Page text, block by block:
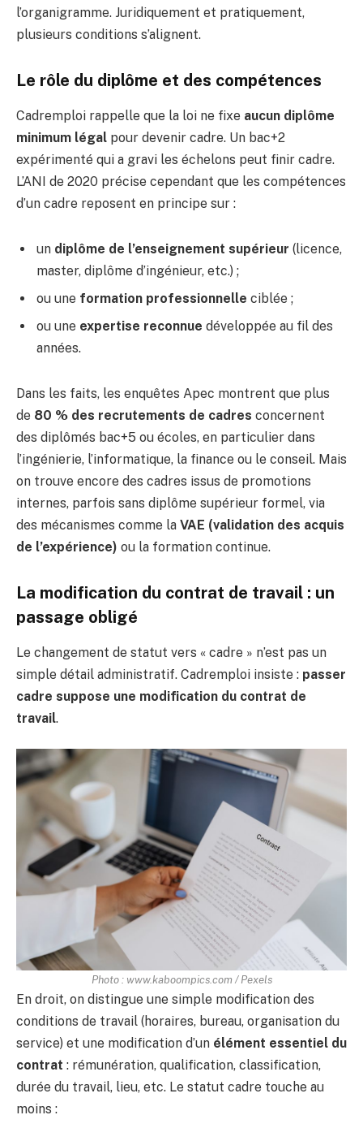
l’organigramme. Juridiquement et pratiquement,
plusieurs conditions s’alignent.
Le rôle du diplôme et des compétences
Cadremploi rappelle que la loi ne fixe aucun diplôme
minimum légal pour devenir cadre. Un bac+2
expérimenté qui a gravi les échelons peut finir cadre.
L’ANI de 2020 précise cependant que les compétences
d’un cadre reposent en principe sur :
un diplôme de l’enseignement supérieur (licence,
master, diplôme d’ingénieur, etc.) ;
ou une formation professionnelle ciblée ;
ou une expertise reconnue développée au fil des
années.
Dans les faits, les enquêtes Apec montrent que plus
de 80 % des recrutements de cadres concernent
des diplômés bac+5 ou écoles, en particulier dans
l’ingénierie, l’informatique, la finance ou le conseil. Mais
on trouve encore des cadres issus de promotions
internes, parfois sans diplôme supérieur formel, via
des mécanismes comme la VAE (validation des acquis
de l’expérience) ou la formation continue.
La modification du contrat de travail : un
passage obligé
Le changement de statut vers « cadre » n’est pas un
simple détail administratif. Cadremploi insiste : passer
cadre suppose une modification du contrat de
travail.
Photo : www.kaboompics.com / Pexels
En droit, on distingue une simple modification des
conditions de travail (horaires, bureau, organisation du
service) et une modification d’un élément essentiel du
contrat : rémunération, qualification, classification,
durée du travail, lieu, etc. Le statut cadre touche au
moins :